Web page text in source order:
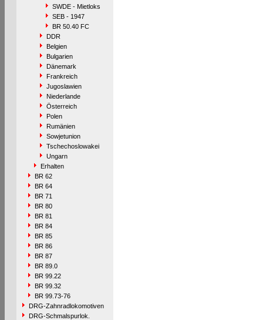
SWDE - Mietloks
SEB - 1947
BR 50.40 FC
DDR
Belgien
Bulgarien
Dänemark
Frankreich
Jugoslawien
Niederlande
Österreich
Polen
Rumänien
Sowjetunion
Tschechoslowakei
Ungarn
Erhalten
BR 62
BR 64
BR 71
BR 80
BR 81
BR 84
BR 85
BR 86
BR 87
BR 89.0
BR 99.22
BR 99.32
BR 99.73-76
DRG-Zahnradlokomotiven
DRG-Schmalspurlok.